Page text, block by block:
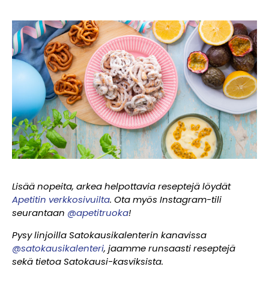
Lisää nopeita, arkea helpottavia reseptejä löydät
Apetitin verkkosivuilta. Ota myös Instagram-tili
seurantaan @apetitruoka!
Pysy linjoilla Satokausikalenterin kanavissa
@satokausikalenteri, jaamme runsaasti reseptejä
sekä tietoa Satokausi-kasviksista.